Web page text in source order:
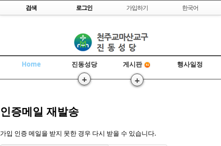
Skip to content
검색 로그인 가입하기 한국어
Home 진동성당
+
게시판
+
행사일정
인증메일 재발송
가입 인증 메일을 받지 못한 경우 다시 받을 수 있습니다.